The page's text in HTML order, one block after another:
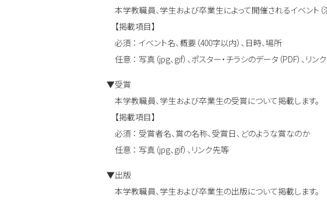
本学教職員、学生および卒業生によって開催されるイベント
【掲載項目】
必須 ： イベント名、概要（400字以内）、日時、場所
任意 ： 写真（jpg、gif）、ポスター・チラシのデータ（PDF）、リン
▼受賞
本学教職員、学生および卒業生の受賞について掲載します。
【掲載項目】
必須 ： 受賞者名、賞の名称、受賞日、どのような賞なのか
任意 ： 写真（jpg、gif）、リンク先等
▼出版
本学教職員、学生および卒業生の出版について掲載します。